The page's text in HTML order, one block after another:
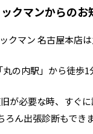
ックマンからのお
クマン 名古屋本店
の内駅」から徒歩1
が必要な時、すぐに
ろん出張診断もでき